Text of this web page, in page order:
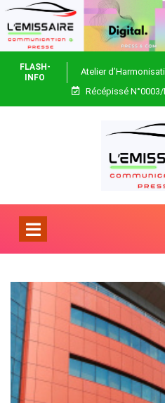
FLASH-
INFO
Atelier
Récépissé